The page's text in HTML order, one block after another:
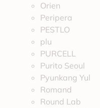
Orien
Peripera
PESTLO
plu
PURCELL
Purito Seoul
Pyunkang Yul
Romand
Round Lab